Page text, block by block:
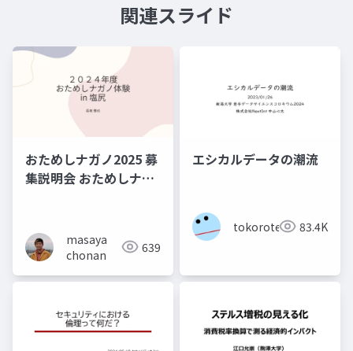
関連スライド
おためしナガノ2025 募
集説明会 おためしナガ
masaya
chonan
639
エシカルデータの潮流
tokoroten 83.4K